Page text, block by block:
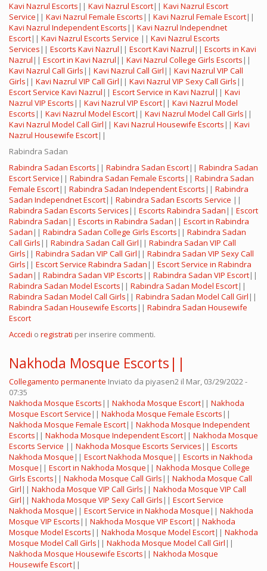
Kavi Nazrul Escorts || Kavi Nazrul Escort|| Kavi Nazrul Escort
Service || Kavi Nazrul Female Escorts || Kavi Nazrul Female Escort||
Kavi Nazrul Independent Escorts || Kavi Nazrul Independnet
Escort|| Kavi Nazrul Escorts Service || Kavi Nazrul Escorts
Services || Escorts Kavi Nazrul || Escort Kavi Nazrul || Escorts in Kavi
Nazrul || Escort in Kavi Nazrul || Kavi Nazrul College Girls Escorts ||
Kavi Nazrul Call Girls || Kavi Nazrul Call Girl || Kavi Nazrul VIP Call
Girls || Kavi Nazrul VIP Call Girl || Kavi Nazrul VIP Sexy Call Girls ||
Escort Service Kavi Nazrul || Escort Service in Kavi Nazrul || Kavi
Nazrul VIP Escorts || Kavi Nazrul VIP Escort|| Kavi Nazrul Model
Escorts || Kavi Nazrul Model Escort|| Kavi Nazrul Model Call Girls ||
Kavi Nazrul Model Call Girl || Kavi Nazrul Housewife Escorts || Kavi
Nazrul Housewife Escort||
Rabindra Sadan
Rabindra Sadan Escorts || Rabindra Sadan Escort|| Rabindra Sadan
Escort Service || Rabindra Sadan Female Escorts || Rabindra Sadan
Female Escort|| Rabindra Sadan Independent Escorts || Rabindra
Sadan Independnet Escort|| Rabindra Sadan Escorts Service ||
Rabindra Sadan Escorts Services || Escorts Rabindra Sadan || Escort
Rabindra Sadan || Escorts in Rabindra Sadan || Escort in Rabindra
Sadan || Rabindra Sadan College Girls Escorts || Rabindra Sadan
Call Girls || Rabindra Sadan Call Girl || Rabindra Sadan VIP Call
Girls || Rabindra Sadan VIP Call Girl || Rabindra Sadan VIP Sexy Call
Girls || Escort Service Rabindra Sadan || Escort Service in Rabindra
Sadan || Rabindra Sadan VIP Escorts || Rabindra Sadan VIP Escort||
Rabindra Sadan Model Escorts || Rabindra Sadan Model Escort||
Rabindra Sadan Model Call Girls || Rabindra Sadan Model Call Girl ||
Rabindra Sadan Housewife Escorts || Rabindra Sadan Housewife
Escort
Accedi o registrati per inserire commenti.
Nakhoda Mosque Escorts||
Collegamento permanente Inviato da piyasen2 il Mar, 03/29/2022 -
07:35
Nakhoda Mosque Escorts || Nakhoda Mosque Escort|| Nakhoda
Mosque Escort Service || Nakhoda Mosque Female Escorts ||
Nakhoda Mosque Female Escort|| Nakhoda Mosque Independent
Escorts || Nakhoda Mosque Independent Escort|| Nakhoda Mosque
Escorts Service || Nakhoda Mosque Escorts Services || Escorts
Nakhoda Mosque || Escort Nakhoda Mosque || Escorts in Nakhoda
Mosque || Escort in Nakhoda Mosque || Nakhoda Mosque College
Girls Escorts || Nakhoda Mosque Call Girls || Nakhoda Mosque Call
Girl || Nakhoda Mosque VIP Call Girls || Nakhoda Mosque VIP Call
Girl || Nakhoda Mosque VIP Sexy Call Girls || Escort Service
Nakhoda Mosque || Escort Service in Nakhoda Mosque || Nakhoda
Mosque VIP Escorts || Nakhoda Mosque VIP Escort|| Nakhoda
Mosque Model Escorts || Nakhoda Mosque Model Escort|| Nakhoda
Mosque Model Call Girls || Nakhoda Mosque Model Call Girl ||
Nakhoda Mosque Housewife Escorts || Nakhoda Mosque
Housewife Escort||